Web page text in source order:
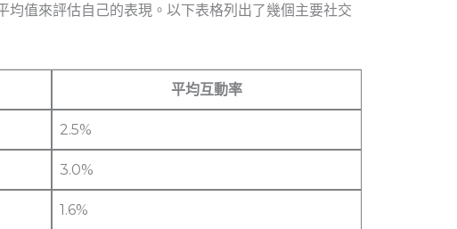
均值來評估自己的表現。以下表格列出了幾個主要社交
平均互動率
2.5%
3.0%
1.6%